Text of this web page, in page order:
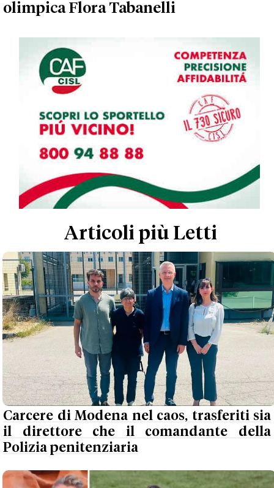
olimpica Flora Tabanelli
Articoli più Letti
Carcere di Modena nel caos, trasferiti sia
il direttore che il comandante della
Polizia penitenziaria